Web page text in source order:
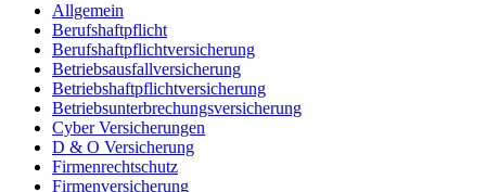
Allgemein
Berufshaftpflicht
Berufshaftpflichtversicherung
Betriebsausfallversicherung
Betriebshaftpflichtversicherung
Betriebsunterbrechungsversicherung
Cyber Versicherungen
D & O Versicherung
Firmenrechtschutz
Firmenversicherung